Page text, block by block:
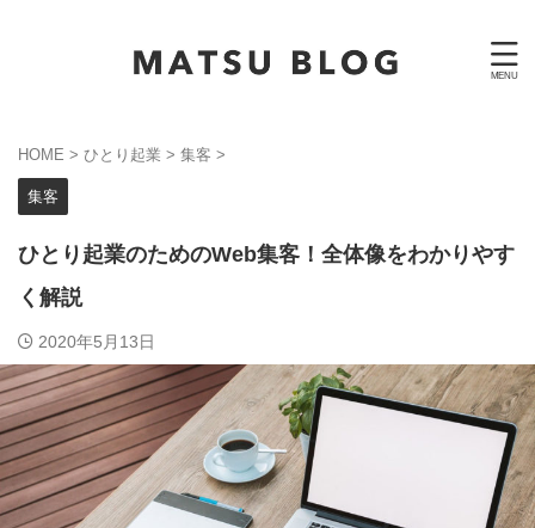
HOME > ひとり起業 > 集客 >
集客
ひとり起業のためのWeb集客！全体像をわかりやす
く解説
2020年5月13日